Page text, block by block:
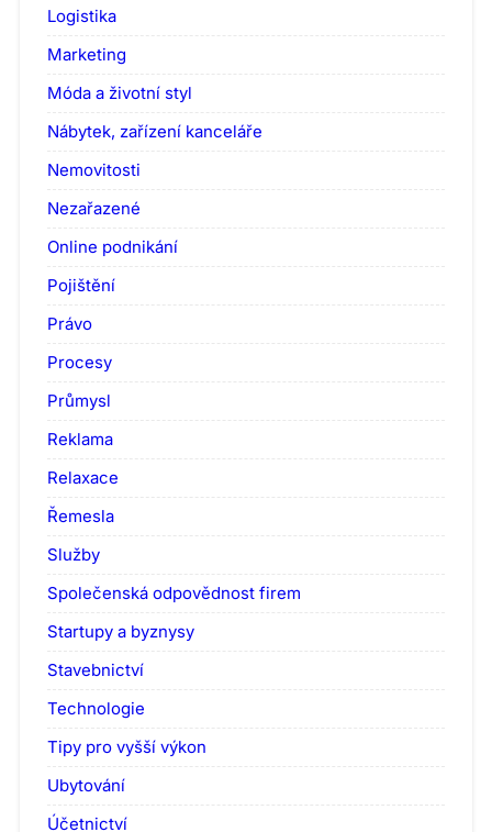
Logistika
Marketing
Móda a životní styl
Nábytek, zařízení kanceláře
Nemovitosti
Nezařazené
Online podnikání
Pojištění
Právo
Procesy
Průmysl
Reklama
Relaxace
Řemesla
Služby
Společenská odpovědnost firem
Startupy a byznysy
Stavebnictví
Technologie
Tipy pro vyšší výkon
Ubytování
Účetnictví